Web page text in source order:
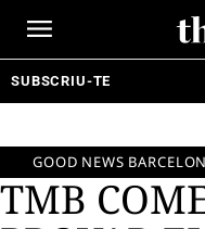
SUBSCRIU-TE
GOOD NEWS
TMB